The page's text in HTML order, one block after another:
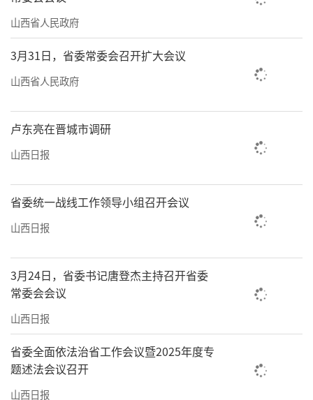
山西省人民政府
3月31日，省委常委会召开扩大会议
山西省人民政府
卢东亮在晋城市调研
山西日报
省委统一战线工作领导小组召开会议
山西日报
3月24日，省委书记唐登杰主持召开省委
常委会会议
山西日报
省委全面依法治省工作会议暨2025年度专
题述法会议召开
山西日报